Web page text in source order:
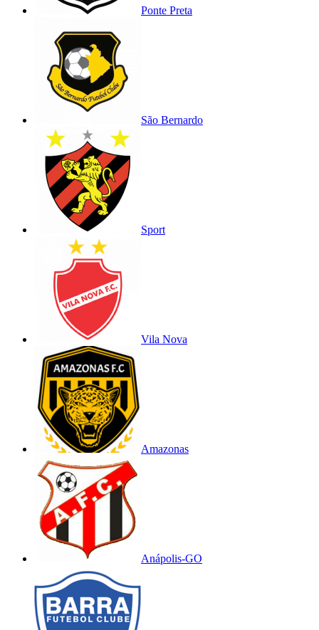
Ponte Preta
São Bernardo
Sport
Vila Nova
Amazonas
Anápolis-GO